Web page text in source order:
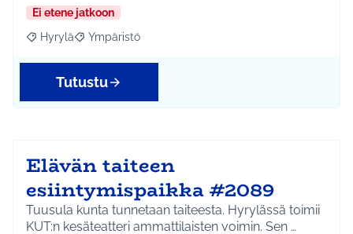
Ei etene jatkoon
Rajaa tulokset aihepiirin mukaan: Hyrylä
Hyrylä Rajaa tulokset teeman mukaan: Ympäristö
Ympäristö
Tutustu
Elävän taiteen
esiintymispaikka #2089
Tuusula kunta tunnetaan taiteesta. Hyrylässä toimii
KUT:n kesäteatteri ammattilaisten voimin. Sen …